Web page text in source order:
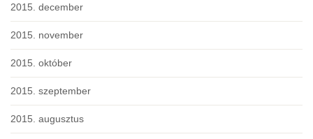
2015. december
2015. november
2015. október
2015. szeptember
2015. augusztus